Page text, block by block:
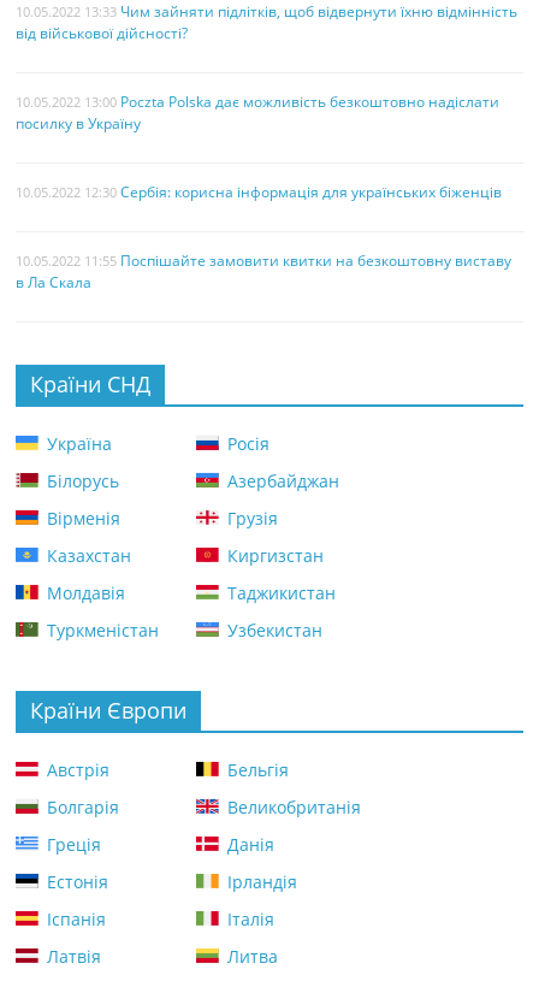
10.05.2022 13:33 Чим зайняти підлітків, щоб відвернути їхню відмінність
від військової дійсності?
10.05.2022 13:00 Poczta Polska дає можливість безкоштовно надіслати
посилку в Україну
10.05.2022 12:30 Сербія: корисна інформація для українських біженців
10.05.2022 11:55 Поспішайте замовити квитки на безкоштовну виставу
в Ла Скала
Країни СНД
Україна
Росія
Білорусь
Азербайджан
Вірменія
Грузія
Казахстан
Киргизстан
Молдавія
Таджикистан
Туркменістан
Узбекистан
Країни Європи
Австрія
Бельгія
Болгарія
Великобританія
Греція
Данія
Естонія
Ірландія
Іспанія
Італія
Латвія
Литва